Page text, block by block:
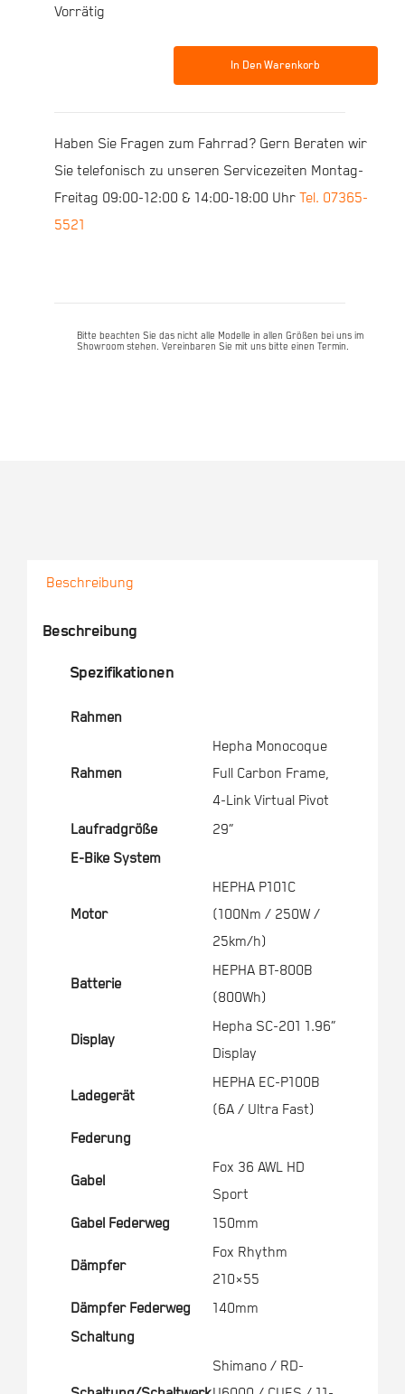
Vorrätig
In Den Warenkorb
Haben Sie Fragen zum Fahrrad? Gern Beraten wir
Sie telefonisch zu unseren Servicezeiten Montag-
Freitag 09:00-12:00 & 14:00-18:00 Uhr Tel. 07365-
5521
Bitte beachten Sie das nicht alle Modelle in allen Größen bei uns im
Showroom stehen. Vereinbaren Sie mit uns bitte einen Termin.
Beschreibung
Beschreibung
Spezifikationen
Rahmen
Rahmen
Hepha Monocoque
Full Carbon Frame,
4-Link Virtual Pivot
Laufradgröße
29”
E-Bike System
Motor
HEPHA P101C
(100Nm / 250W /
25km/h)
Batterie
HEPHA BT-800B
(800Wh)
Display
Hepha SC-201 1.96”
Display
Ladegerät
HEPHA EC-P100B
(6A / Ultra Fast)
Federung
Gabel
Fox 36 AWL HD
Sport
Gabel Federweg
150mm
Dämpfer
Fox Rhythm
210×55
Dämpfer Federweg
140mm
Schaltung
Shimano / RD-